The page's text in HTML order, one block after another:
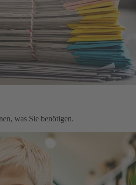
was Sie benötigen.